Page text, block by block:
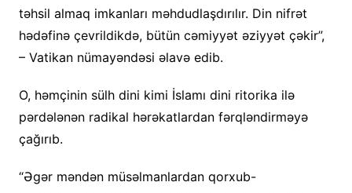
təhsil almaq imkanları məhdudlaşdırılır. Din nifrət
hədəfinə çevrildikdə, bütün cəmiyyət əziyyət çəkir”,
– Vatikan nümayəndəsi əlavə edib.
O, həmçinin sülh dini kimi İslamı dini ritorika ilə
pərdələnən radikal hərəkatlardan fərqləndirməyə
çağırıb.
“Əgər məndən müsəlmanlardan qorxub-